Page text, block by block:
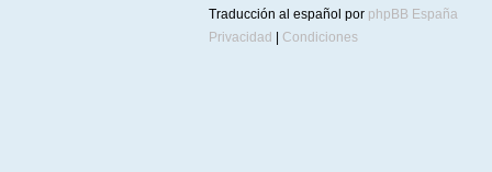
Traducción al español por phpBB España
Privacidad
Condiciones